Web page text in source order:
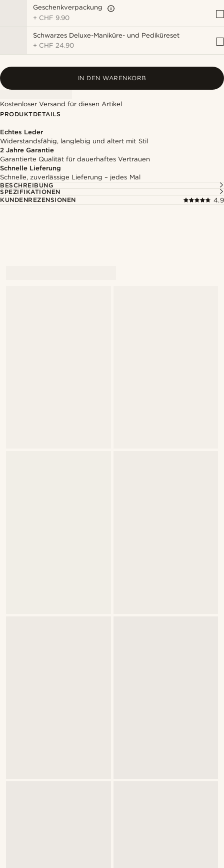
Geschenkverpackung
+ CHF 9.90
Schwarzes Deluxe-Maniküre- und Pediküreset
+ CHF 24.90
IN DEN WARENKORB
Kostenloser Versand für diesen Artikel
PRODUKTDETAILS
Echtes Leder
Widerstandsfähig, langlebig und altert mit Stil
2 Jahre Garantie
Garantierte Qualität für dauerhaftes Vertrauen
Schnelle Lieferung
Schnelle, zuverlässige Lieferung – jedes Mal
BESCHREIBUNG
SPEZIFIKATIONEN
KUNDENREZENSIONEN
4.9